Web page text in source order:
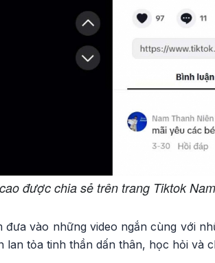
được chia sẻ trên trang Tiktok
vào những video ngắn cùng với
lan tỏa tinh thần dấn thân, học hỏi và